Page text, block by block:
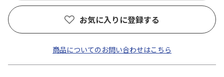
お気に入りに登録する
商品についてのお問い合わせはこちら